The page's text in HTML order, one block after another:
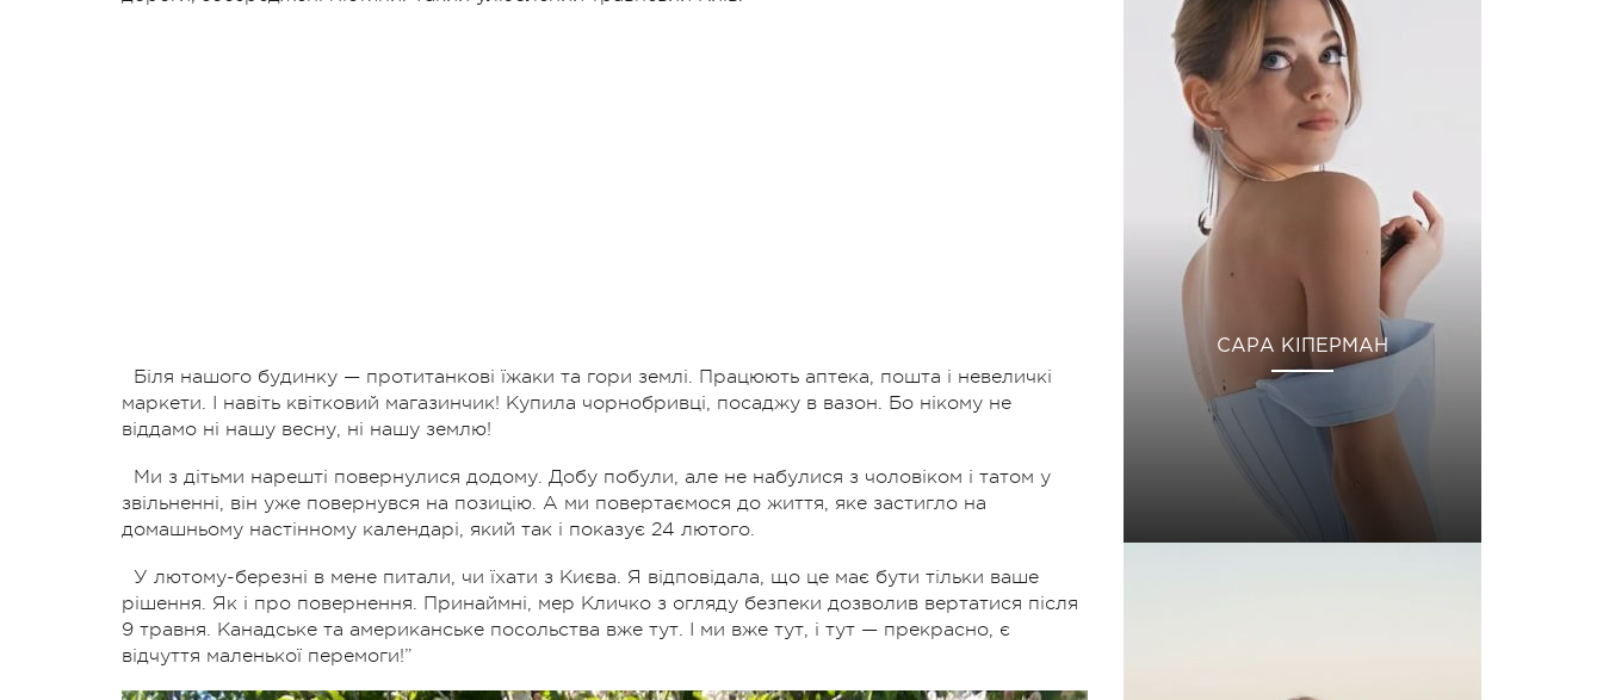
Біля нашого будинку — протитанкові їжаки та гори землі. Працюють аптека, пошта і невеличкі
маркети. І навіть квітковий магазинчик! Купила чорнобривці, посаджу в вазон. Бо нікому не
віддамо ні нашу весну, ні нашу землю!
Ми з дітьми нарешті повернулися додому. Добу побули, але не набулися з чоловіком і татом у
звільненні, він уже повернувся на позицію. А ми повертаємося до життя, яке застигло на
домашньому настінному календарі, який так і показує 24 лютого.
У лютому-березні в мене питали, чи їхати з Києва. Я відповідала, що це має бути тільки ваше
рішення. Як і про повернення. Принаймні, мер Кличко з огляду безпеки дозволив вертатися після
9 травня. Канадське та американське посольства вже тут. І ми вже тут, і тут — прекрасно, є
відчуття маленької перемоги!”
САРА КІПЕРМАН